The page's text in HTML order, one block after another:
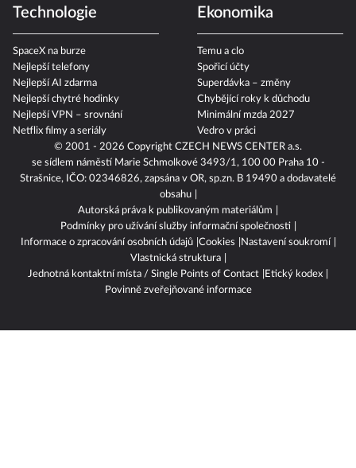
© 2001 - 2026 Copyright CZECH NEWS CENTER a.s.
se sídlem náměstí Marie Schmolkové 3493/1, 100 00 Praha 10 -
Strašnice, IČO: 02346826, zapsána v OR, sp.zn. B 19490 a dodavatelé
obsahu
Autorská práva k publikovaným materiálům
Podmínky pro užívání služby informační společnosti
Informace o zpracování osobních údajů Cookies
Nastavení soukromí
Vlastnická struktura
Jednotná kontaktní místa / Single Points of Contact
Etický kodex
Povinně zveřejňované informace
Technologie
SpaceX na burze
Nejlepší telefony
Nejlepší AI zdarma
Nejlepší chytré hodinky
Nejlepší VPN – srovnání
Netflix filmy a seriály
Ekonomika
Temu a clo
Spořicí účty
Superdávka – změny
Chybějící roky k důchodu
Minimální mzda 2027
Vedro v práci